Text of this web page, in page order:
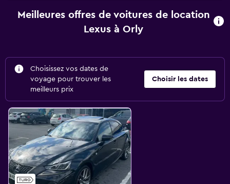
Meilleures offres de voitures de location
Lexus à Orly
Choisissez vos dates de
voyage pour trouver les
meilleurs prix
Choisir les dates